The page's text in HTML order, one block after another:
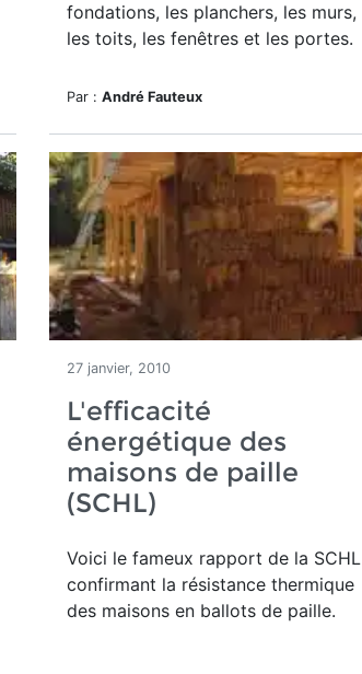
fondations, les planchers, les murs,
les toits, les fenêtres et les portes.
Par : André Fauteux
27 janvier, 2010
L'efficacité
énergétique des
maisons de paille
(SCHL)
Voici le fameux rapport de la SCHL
confirmant la résistance thermique
des maisons en ballots de paille.